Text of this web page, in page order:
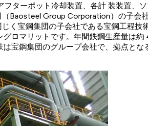
ターポット冷却装置、各計 装装置、
Baosteel Group Corporation）の子
く宝鋼集団の子会社である宝鋼工程技
ロマリットです。年間鉄鋼生産量は
宝鋼集団のグループ会社で、拠点と